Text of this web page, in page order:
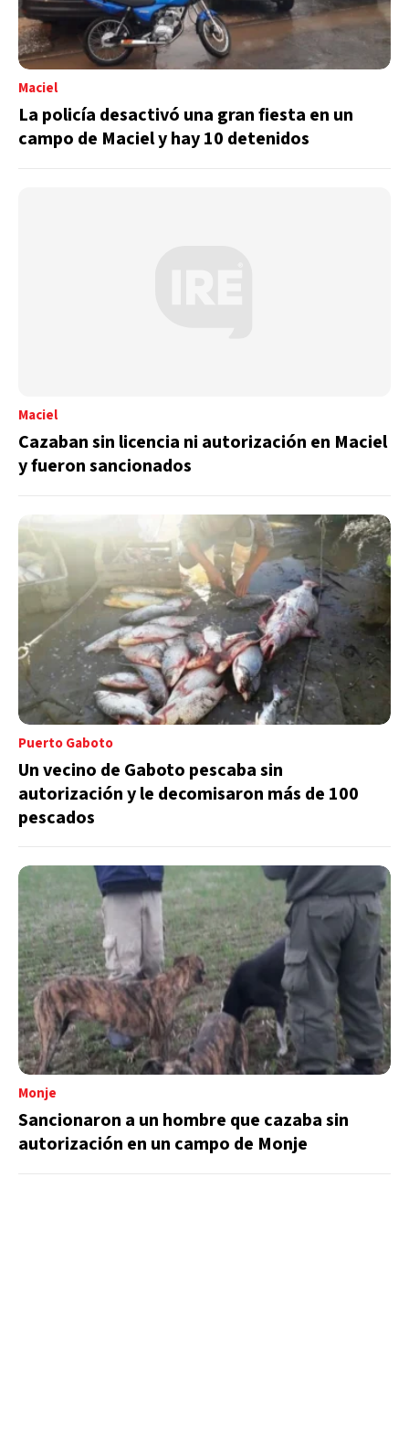
Maciel
La policía desactivó una gran fiesta en un
campo de Maciel y hay 10 detenidos
Maciel
Cazaban sin licencia ni autorización en Maciel
y fueron sancionados
Puerto Gaboto
Un vecino de Gaboto pescaba sin
autorización y le decomisaron más de 100
pescados
Monje
Sancionaron a un hombre que cazaba sin
autorización en un campo de Monje